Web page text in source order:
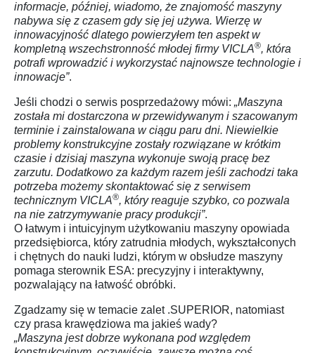
informacje, później, wiadomo, że znajomość maszyny
nabywa się z czasem gdy się jej używa. Wierzę w
innowacyjność dlatego powierzyłem ten aspekt w
kompletną wszechstronność młodej firmy VICLA®, która
potrafi wprowadzić i wykorzystać najnowsze technologie i
innowacje”.
Jeśli chodzi o serwis posprzedażowy mówi: „Maszyna
została mi dostarczona w przewidywanym i szacowanym
terminie i zainstalowana w ciągu paru dni. Niewielkie
problemy konstrukcyjne zostały rozwiązane w krótkim
czasie i dzisiaj maszyna wykonuje swoją pracę bez
zarzutu. Dodatkowo za każdym razem jeśli zachodzi taka
potrzeba możemy skontaktować się z serwisem
technicznym VICLA®, który reaguje szybko, co pozwala
na nie zatrzymywanie pracy produkcji”.
O łatwym i intuicyjnym użytkowaniu maszyny opowiada
przedsiębiorca, który zatrudnia młodych, wykształconych
i chętnych do nauki ludzi, którym w obsłudze maszyny
pomaga sterownik ESA: precyzyjny i interaktywny,
pozwalający na łatwość obróbki.
Zgadzamy się w temacie zalet .SUPERIOR, natomiast
czy prasa krawędziowa ma jakieś wady?
„Maszyna jest dobrze wykonana pod względem